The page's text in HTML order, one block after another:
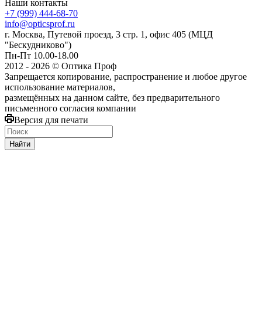
Наши контакты
+7 (999) 444-68-70
info@opticsprof.ru
г. Москва, Путевой проезд, 3 стр. 1, офис 405 (МЦД
"Бескудниково")
Пн-Пт 10.00-18.00
2012 - 2026 © Оптика Проф
Запрещается копирование, распространение и любое другое
использование материалов,
размещённых на данном сайте, без предварительного
письменного согласия компании
Версия для печати
Найти